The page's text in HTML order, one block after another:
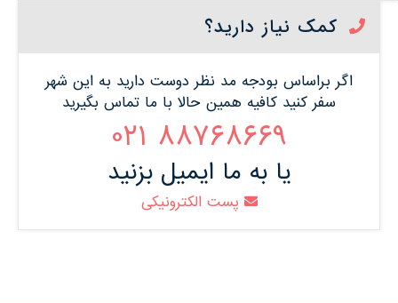
کمک نیاز دارید؟
اگر براساس بودجه مد نظر دوست دارید به این شهر
سفر کنید کافیه همین حالا با ما تماس بگیرید
88768669 021
یا به ما ایمیل بزنید
پست الکترونیکی